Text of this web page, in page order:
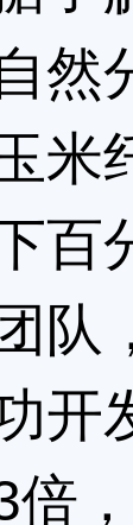
然
米
百
队
开
倍